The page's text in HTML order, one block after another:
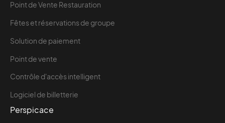
Point de Vente Restauration
Fêtes et réservations de groupe
Solution de paiement
Point de vente
Contrôle d'accès intelligent
Logiciel de billetterie
Perspicace